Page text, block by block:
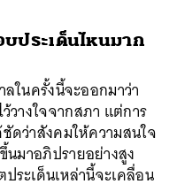
ประเด็นไหนมาก
ในครั้งนี้จะออกมาว่า
วางใจจากสภา แต่การ
ดว่าสังคมให้ความสนใจ
มาอภิปรายอย่างสูง
ระเด็นเหล่านี้จะเคลื่อน